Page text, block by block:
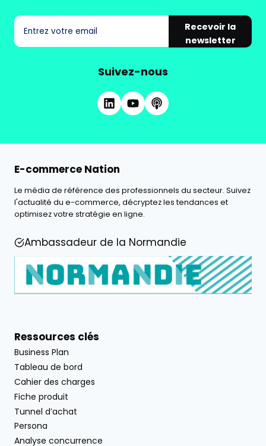
Recevoir la
newsletter
Suivez-nous
E-commerce Nation
Le média de référence des professionnels du secteur. Suivez
l'actualité du e-commerce, décryptez les tendances et
optimisez votre stratégie en ligne.
Ambassadeur de la Normandie
Ressources clés
Business Plan
Tableau de bord
Cahier des charges
Fiche produit
Tunnel d’achat
Persona
Analyse concurrence